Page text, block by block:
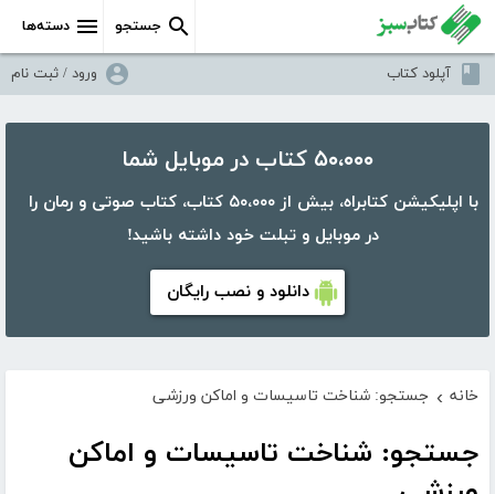
دسته‌ها جستجو
آپلود کتاب ورود / ثبت نام
۵۰،۰۰۰ کتاب در موبایل شما
با اپلیکیشن کتابراه، بیش از ۵۰،۰۰۰ کتاب، کتاب صوتی و رمان را
در موبایل و تبلت خود داشته باشید!
دانلود و نصب رایگان
خانه › جستجو: شناخت تاسیسات و اماکن ورزشی
جستجو: شناخت تاسیسات و اماکن